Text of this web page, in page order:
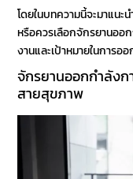
โดยในบทความนี้จะมาแนะ
หรือควรเลือกจักรยานออ
งานและเป้าหมายในการ
จักรยานออกกำลังก
สายสุขภาพ